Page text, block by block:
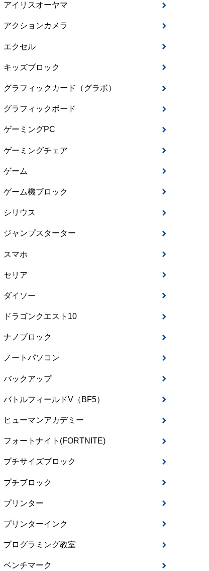
アイリスオーヤマ
アクションカメラ
エクセル
キッズブロック
グラフィックカード（グラボ）
グラフィックボード
ゲーミングPC
ゲーミングチェア
ゲーム
ゲーム機ブロック
シリウス
ジャンプスターター
スマホ
セリア
ダイソー
ドラゴンクエスト10
ナノブロック
ノートパソコン
バックアップ
バトルフィールドV（BF5）
ヒューマンアカデミー
フォートナイト(FORTNITE)
プチサイズブロック
プチブロック
プリンター
プリンターインク
プログラミング教室
ベンチマーク